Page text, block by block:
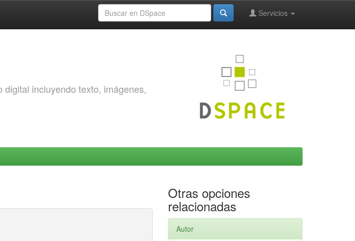
Servicios
incluyendo texto, imágenes,
Otras opciones
relacionadas
Autor